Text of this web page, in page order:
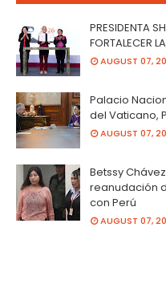
PRESIDENTA
FORTALECER
AUGUST 07,
Palacio
del Vaticano,
AUGUST 07,
Betssy
reanudación
con Perú
AUGUST 07,